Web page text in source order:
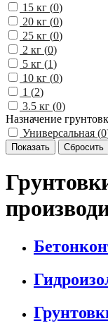
15 кг (0)
20 кг (0)
25 кг (0)
2 кг (0)
5 кг (1)
10 кг (0)
1 (2)
3.5 кг (0)
Назначение
Универсальная (0